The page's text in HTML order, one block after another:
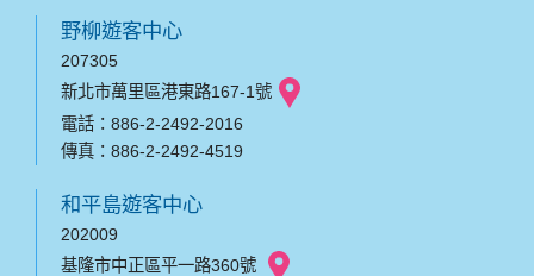
野柳遊客中心
207305
新北市萬里區港東路167-1號
電話：886-2-2492-2016
傳真：886-2-2492-4519
和平島遊客中心
202009
基隆市中正區平一路360號